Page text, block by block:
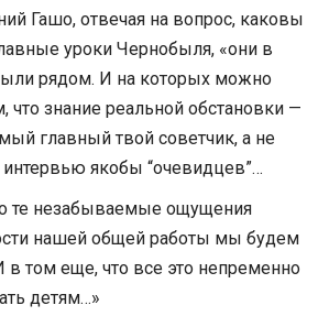
Гашо, отвечая на вопрос, каковы
уроки Чернобыля, «они в
рядом. И на которых можно
что знание реальной обстановки —
главный твой советчик, а не
интервью якобы “очевидцев”…
те незабываемые ощущения
нашей общей работы мы будем
в том еще, что все это непременно
детям…»